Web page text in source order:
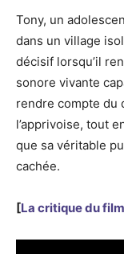
Tony, un
dans un village
décisif lorsqu’il
sonore vivante
rendre compte du
l’apprivoise, tout
que sa véritable
cachée.
[La critique du